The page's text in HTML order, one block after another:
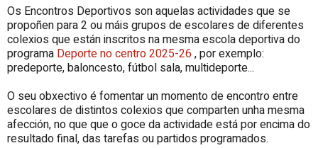
Os Encontros Deportivos son aquelas actividades que se
propoñen para 2 ou máis grupos de escolares de diferentes
colexios que están inscritos na mesma escola deportiva do
programa Deporte no centro 2025-26 , por exemplo:
predeporte, baloncesto, fútbol sala, multideporte...
O seu obxectivo é fomentar un momento de encontro entre
escolares de distintos colexios que comparten unha mesma
afección, no que que o goce da actividade está por encima do
resultado final, das tarefas ou partidos programados.